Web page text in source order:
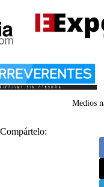
Medios
Compártelo: